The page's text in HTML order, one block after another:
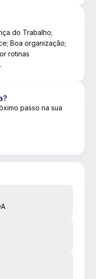
do Trabalho;
Boa organização;
rotinas
passo na sua